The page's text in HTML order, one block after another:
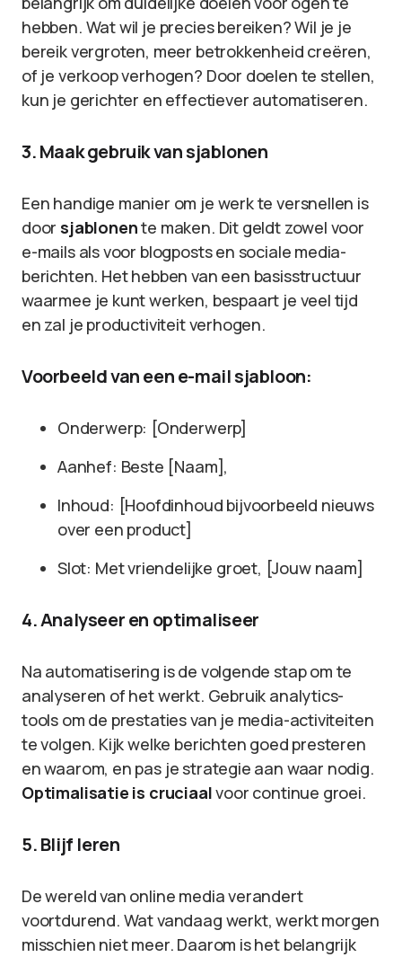
hebben. Wat wil je precies bereiken? Wil je je
bereik vergroten, meer betrokkenheid creëren,
of je verkoop verhogen? Door doelen te stellen,
kun je gerichter en effectiever automatiseren.
3. Maak gebruik van sjablonen
Een handige manier om je werk te versnellen is
door sjablonente maken. Dit geldt zowel voor
e-mails als voor blogposts en sociale media-
berichten. Het hebben van een basisstructuur
waarmee je kunt werken, bespaart je veel tijd
en zal je productiviteit verhogen.
Voorbeeld van een e-mail sjabloon:
Onderwerp: [Onderwerp]
Aanhef: Beste [Naam],
Inhoud: [Hoofdinhoud bijvoorbeeld nieuws
over een product]
Slot: Met vriendelijke groet, [Jouw naam]
4. Analyseer en optimaliseer
Na automatisering is de volgende stap om te
analyseren of het werkt. Gebruik analytics-
tools om de prestaties van je media-activiteiten
te volgen. Kijk welke berichten goed presteren
en waarom, en pas je strategie aan waar nodig.
Optimalisatie is cruciaalvoor continue groei.
5. Blijf leren
De wereld van online media verandert
voortdurend. Wat vandaag werkt, werkt morgen
misschien niet meer. Daarom is het belangrijk